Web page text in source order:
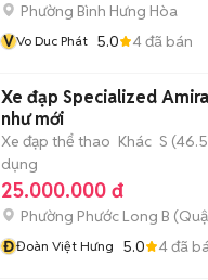
Phường Bình Hưng Hòa
VVo Duc Phát 5.0 4đã bán
Xe đạp Specialized
như mới
Xe đạp thể thao Khác S
dụng
25.000.000 đ
Phường Phước Long B
ĐĐoàn Việt Hưng 5.0 4đã